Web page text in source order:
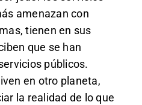
amenazan con
tienen en sus
que se han
públicos.
en otro planeta,
la realidad de lo que